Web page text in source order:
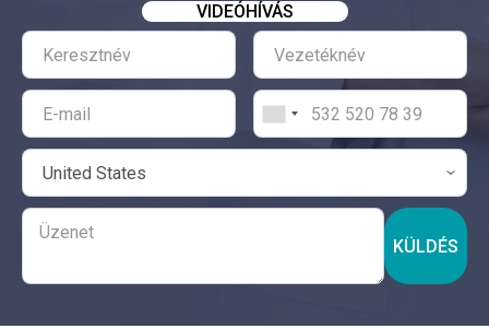
VIDEÓHÍVÁS
KÜLDÉS